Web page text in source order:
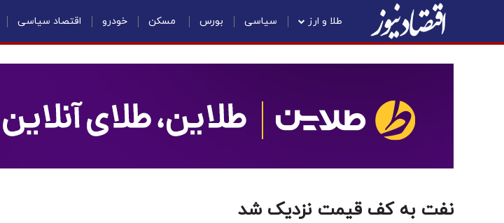
طلا و ارز سیاسی بورس مسکن خودرو اقتصاد سیاسی
نفت به کف قیمت نزدیک شد